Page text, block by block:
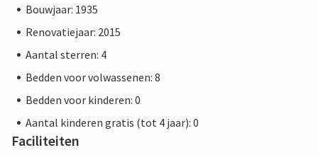
Bouwjaar: 1935
Renovatiejaar: 2015
Aantal sterren: 4
Bedden voor volwassenen: 8
Bedden voor kinderen: 0
Aantal kinderen gratis (tot 4 jaar): 0
Faciliteiten